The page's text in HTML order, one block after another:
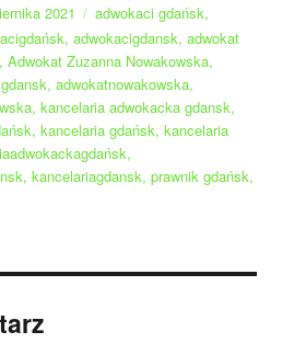
2021 Tagi
adwokaci gdańsk,
,adwokacigdansk,adwokat
,Adwokat Zuzanna Nowakowska,
,adwokatnowakowska,
,kancelaria adwokacka gdansk,
,kancelaria gdańsk,kancelaria
,
,kancelariagdansk,prawnik gdańsk,